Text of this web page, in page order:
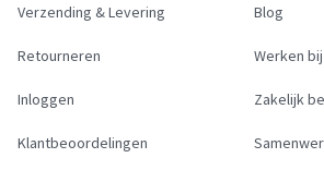
Verzending & Levering
Retourneren
Inloggen
Klantbeoordelingen
Blog
Werken bij
Zakelijk